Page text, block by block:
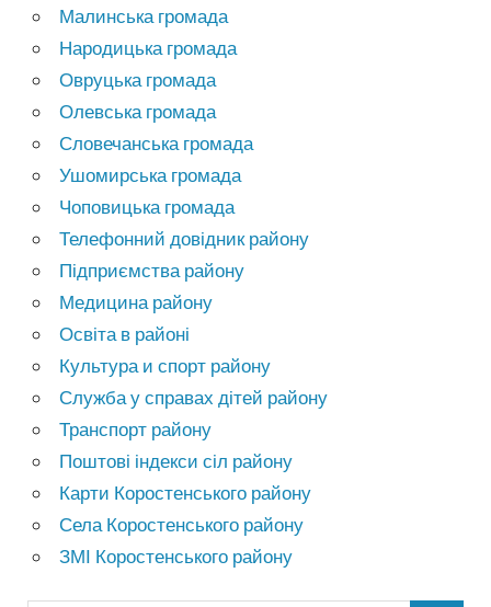
Малинська громада
Народицька громада
Овруцька громада
Олевська громада
Словечанська громада
Ушомирська громада
Чоповицька громада
Телефонний довідник району
Підприємства району
Медицина району
Освіта в районі
Культура и спорт району
Служба у справах дітей району
Транспорт району
Поштові індекси сіл району
Карти Коростенського району
Села Коростенського району
ЗМІ Коростенського району